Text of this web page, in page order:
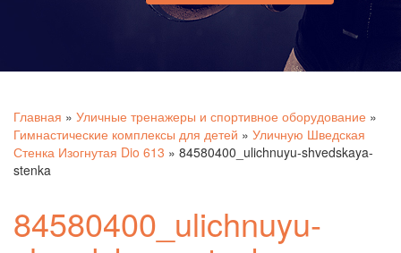
Главная » Уличные тренажеры и спортивное оборудование »
Гимнастические комплексы для детей » Уличную Шведская
Стенка Изогнутая Dio 613 » 84580400_ulichnuyu-shvedskaya-
stenka
84580400_ulichnuyu-